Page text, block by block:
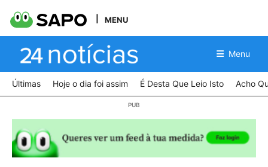
MENU
Menu
Últimas Hoje o dia foi assim É Desta Que Leio Isto Acho